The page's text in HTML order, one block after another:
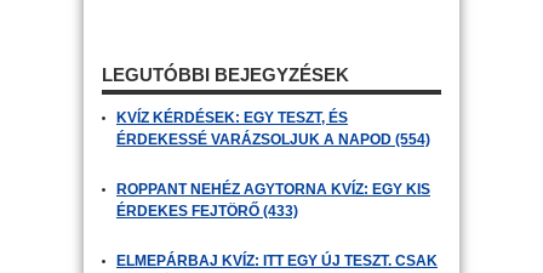
LEGUTÓBBI BEJEGYZÉSEK
KVÍZ KÉRDÉSEK: EGY TESZT, ÉS
ÉRDEKESSÉ VARÁZSOLJUK A NAPOD (554)
ROPPANT NEHÉZ AGYTORNA KVÍZ: EGY KIS
ÉRDEKES FEJTÖRŐ (433)
ELMEPÁRBAJ KVÍZ: ITT EGY ÚJ TESZT. CSAK